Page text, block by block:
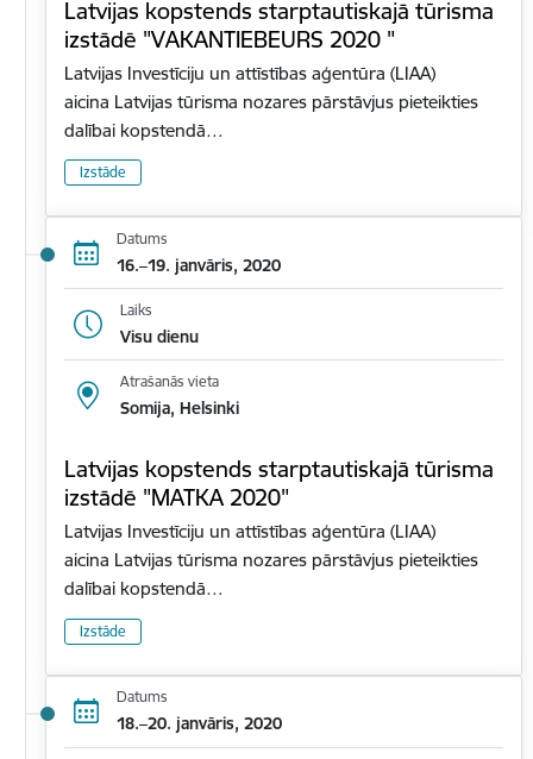
Latvijas kopstends starptautiskajā tūrisma
izstādē "VAKANTIEBEURS 2020 "
Latvijas Investīciju un attīstības aģentūra (LIAA)
aicina Latvijas tūrisma nozares pārstāvjus pieteikties
dalībai kopstendā…
Izstāde
Datums
16.–19. janvāris, 2020
Laiks
Visu dienu
Atrašanās vieta
Somija, Helsinki
Latvijas kopstends starptautiskajā tūrisma
izstādē "MATKA 2020"
Latvijas Investīciju un attīstības aģentūra (LIAA)
aicina Latvijas tūrisma nozares pārstāvjus pieteikties
dalībai kopstendā…
Izstāde
Datums
18.–20. janvāris, 2020